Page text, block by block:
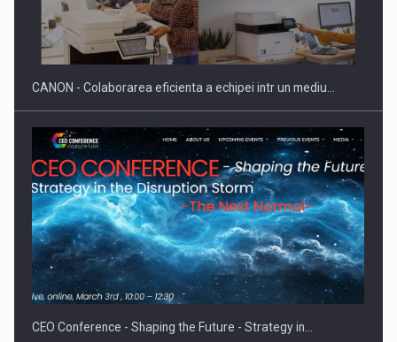
SAPTE PERSONALITATI DIN MEDIUL DE AFACERI, ACADEMIC
SI INSTITUTIONAL…
Hard Enduro Piatra Craiului 2026, fueled by benzinariile RO…
CANON - Colaborarea eficienta a echipei intr un mediu…
CEO Conference - Shaping the Future - Strategy in…